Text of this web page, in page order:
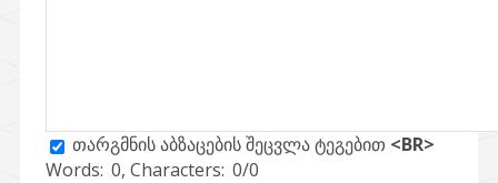
თარგმნის აბზაცების შეცვლა ტეგებით <BR>
Words: 0, Characters: 0/0